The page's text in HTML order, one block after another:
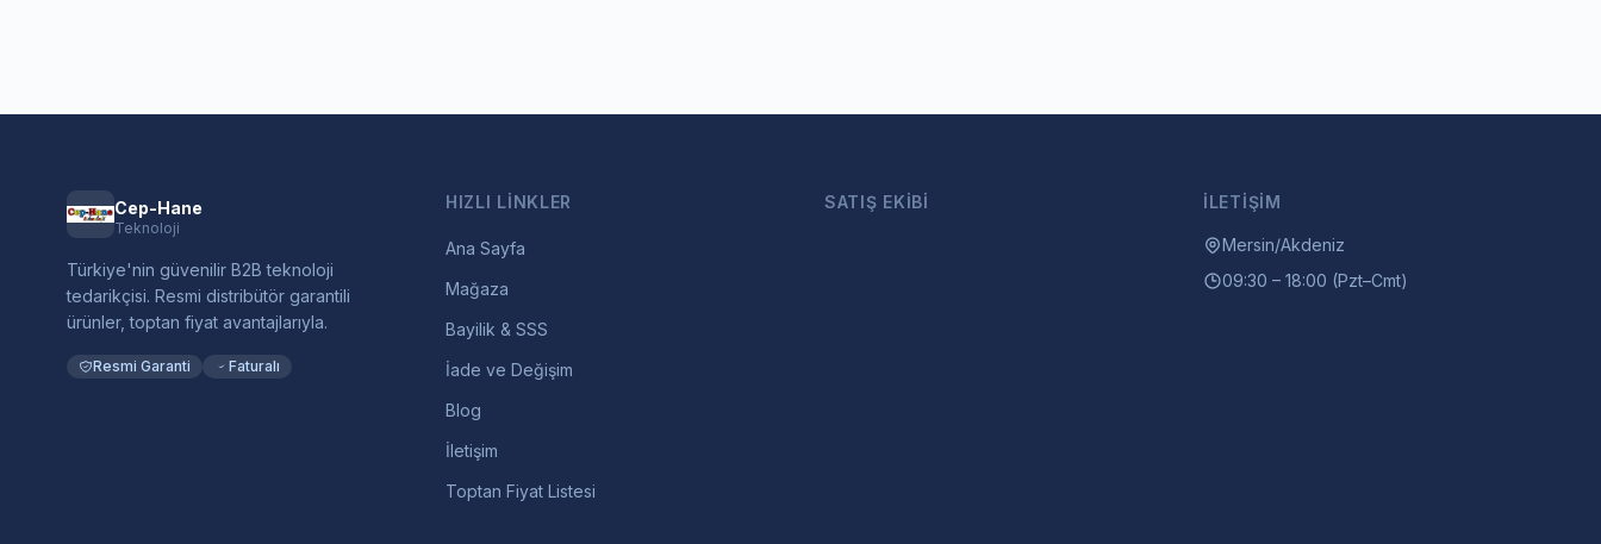
Cep-Hane
Teknoloji
Türkiye'nin güvenilir B2B teknoloji
tedarikçisi. Resmi distribütör garantili
ürünler, toptan fiyat avantajlarıyla.
Resmi Garanti Faturalı
HIZLI LINKLER
Ana Sayfa
Mağaza
Bayilik & SSS
İade ve Değişim
Blog
İletişim
Toptan Fiyat Listesi
SATIŞ EKIBI İLETIŞIM
Mersin/Akdeniz
09:30 – 18:00 (Pzt–Cmt)